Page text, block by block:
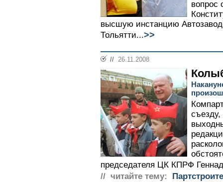
вопрос
высшую инстанцию
Тольятти...>>
// 26.11.2008
председателя ЦК КПРФ
// читайте тему: